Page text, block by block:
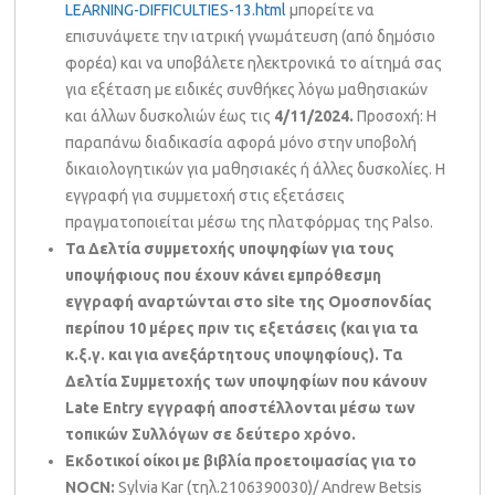
LEARNING-DIFFICULTIES-13.html μπορείτε να
επισυνάψετε την ιατρική γνωμάτευση (από δημόσιο
φορέα) και να υποβάλετε ηλεκτρονικά το αίτημά σας
για εξέταση με ειδικές συνθήκες λόγω μαθησιακών
και άλλων δυσκολιών έως τις 4/11/2024. Προσοχή: Η
παραπάνω διαδικασία αφορά μόνο στην υποβολή
δικαιολογητικών για μαθησιακές ή άλλες δυσκολίες. Η
εγγραφή για συμμετοχή στις εξετάσεις
πραγματοποιείται μέσω της πλατφόρμας της Palso.
Τα Δελτία συμμετοχής υποψηφίων για τους
υποψήφιους που έχουν κάνει εμπρόθεσμη
εγγραφή αναρτώνται στο site της Ομοσπονδίας
περίπου 10 μέρες πριν τις εξετάσεις (και για τα
κ.ξ.γ. και για ανεξάρτητους υποψηφίους). Τα
Δελτία Συμμετοχής των υποψηφίων που κάνουν
Late Entry εγγραφή αποστέλλονται μέσω των
τοπικών Συλλόγων σε δεύτερο χρόνο.
Εκδοτικοί οίκοι με βιβλία προετοιμασίας για το
NOCN:Sylvia Kar (τηλ.2106390030)/ Andrew Betsis